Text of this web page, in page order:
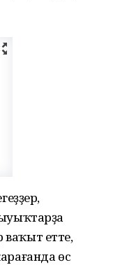
ваҡыт етте,
өс